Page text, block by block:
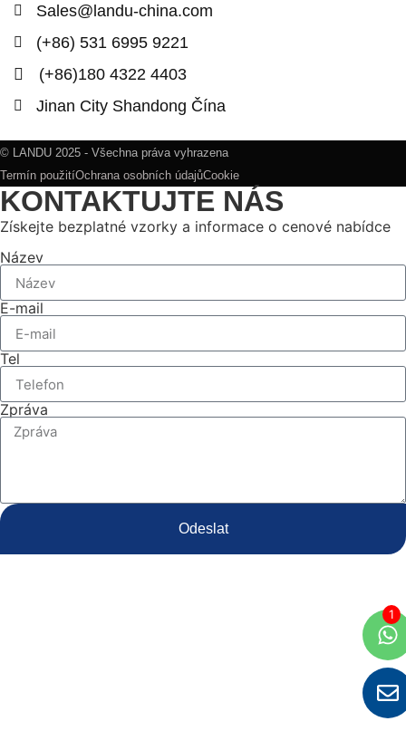
Sales@landu-china.com
(+86) 531 6995 9221
(+86)180 4322 4403
Jinan City Shandong Čína
© LANDU 2025 - Všechna práva vyhrazena
Termín použitíOchrana osobních údajůCookie
KONTAKTUJTE NÁS
Získejte bezplatné vzorky a informace o cenové nabídce
Název
E-mail
Tel
Zpráva
Odeslat